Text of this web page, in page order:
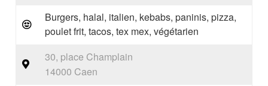
Burgers, halal, italien, kebabs, paninis, pizza,
poulet frit, tacos, tex mex, végétarien
30, place Champlain
14000 Caen